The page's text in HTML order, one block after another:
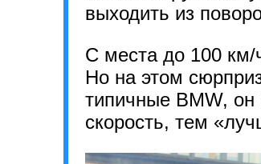
выходить из
С места до 100 км/
Но на этом
типичные BMW, он
скорость, тем